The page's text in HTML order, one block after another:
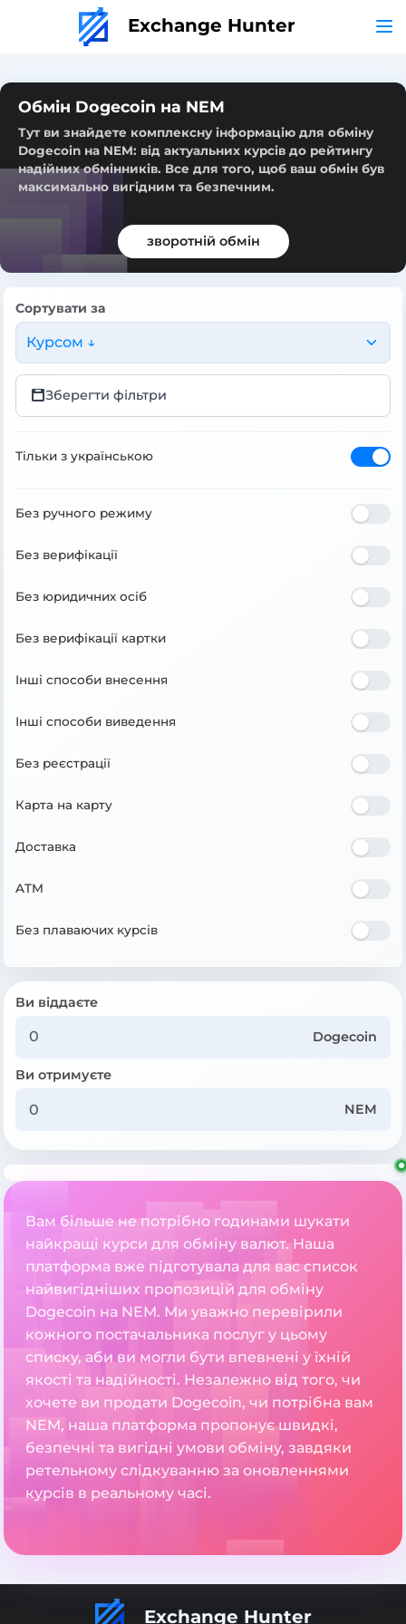
Exchange Hunter
Обмін Dogecoin на NEM
Тут ви знайдете комплексну інформацію для обміну
Dogecoin на NEM: від актуальних курсів до рейтингу
надійних обмінників. Все для того, щоб ваш обмін був
максимально вигідним та безпечним.
зворотній обмін
Сортувати за
Курсом ↓
Зберегти фільтри
Тільки з українською
Без ручного режиму
Без верифікації
Без юридичних осіб
Без верифікації картки
Інші способи внесення
Інші способи виведення
Без реєстрації
Карта на карту
Доставка
ATM
Без плаваючих курсів
Ви віддаєте
Dogecoin
Ви отримуєте
NEM
Вам більше не потрібно годинами шукати
найкращі курси для обміну валют. Наша
платформа вже підготувала для вас список
найвигідніших пропозицій для обміну
Dogecoin на NEM. Ми уважно перевірили
кожного постачальника послуг у цьому
списку, аби ви могли бути впевнені у їхній
якості та надійності. Незалежно від того, чи
хочете ви продати Dogecoin, чи потрібна вам
NEM, наша платформа пропонує швидкі,
безпечні та вигідні умови обміну, завдяки
ретельному слідкуванню за оновленнями
курсів в реальному часі.
Exchange Hunter